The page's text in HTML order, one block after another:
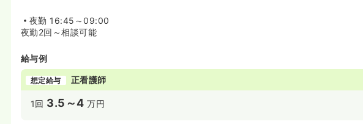
夜勤 16:45～09:00
夜勤2回～相談可能
給与例
想定給与 正看護師
1回 3.5～4 万円